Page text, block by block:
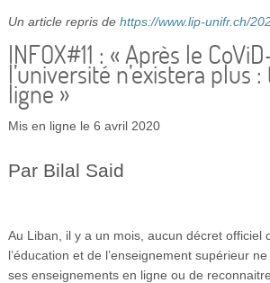
Vidéos
S’inscrire
Se connecter
Un article repris de https://www.lip-unifr.ch/
INFOX#11 : « Après le
l’université n’existera plus
ligne »
Mis en ligne le 6 avril 2020
Par Bilal Said
Au Liban, il y a un mois, aucun décret officiel
l’éducation et de l’enseignement supérieur
ses enseignements en ligne ou de